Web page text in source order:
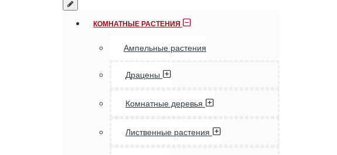
КОМНАТНЫЕ РАСТЕНИЯ
Ампельные растения
Драцены
Комнатные деревья
Лиственные растения